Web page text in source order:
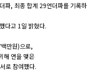
파, 최종 합계 29언더파를 기록하
다고 1일 밝혔다.
만원)으로,
해 연을 맺은
로 참여했다.